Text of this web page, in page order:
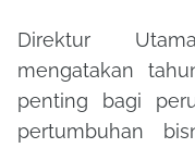
Direktur
mengatakan
penting bagi
pertumbuhan